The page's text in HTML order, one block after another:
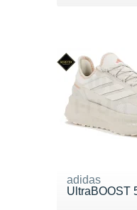
adidas
UltraBOOST